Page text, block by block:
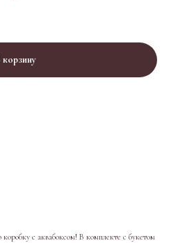
корзину
с аквабоксом! В комплекте с букетом